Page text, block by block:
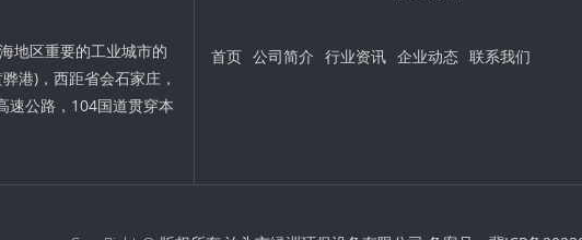
地区重要的工业城市的
港)，西距省会石家庄，
速公路，104国道贯穿本
首页 公司简介 行业资讯 企业动态 联系我们